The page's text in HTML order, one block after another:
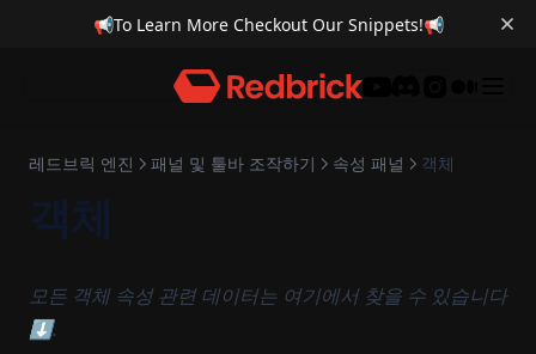
📢To Learn More Checkout Our Snippets!📢
오브젝트 복제
캐릭터 이동 애니메이션
알맞는 도형 맞추는 퍼즐
Trigger Box를 이용한 영상 재생
적 스폰, 이동
레드브릭 엔진 패널 및 툴바 조작하기 속성 패널 객체
객체
모든 객체 속성 관련 데이터는 여기에서 찾을 수 있습니다
⬇️.